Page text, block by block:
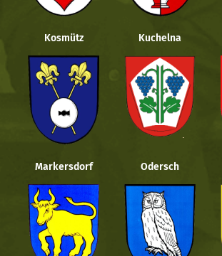
Kosmütz Kuchelna
Markersdorf Odersch